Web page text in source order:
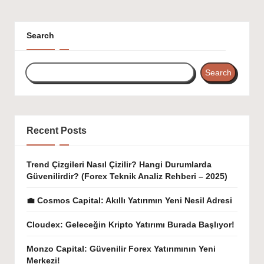
Search
Search
Recent Posts
Trend Çizgileri Nasıl Çizilir? Hangi Durumlarda
Güvenilirdir? (Forex Teknik Analiz Rehberi – 2025)
💼 Cosmos Capital: Akıllı Yatırımın Yeni Nesil Adresi
Cloudex: Geleceğin Kripto Yatırımı Burada Başlıyor!
Monzo Capital: Güvenilir Forex Yatırımının Yeni
Merkezi!